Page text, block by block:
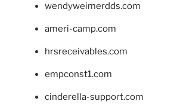
wendyweimerdds.com
ameri-camp.com
hrsreceivables.com
empconst1.com
cinderella-support.com